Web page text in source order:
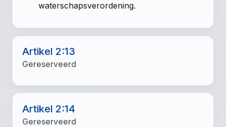
waterschapsverordening.
Artikel 2:13
Gereserveerd
Artikel 2:14
Gereserveerd